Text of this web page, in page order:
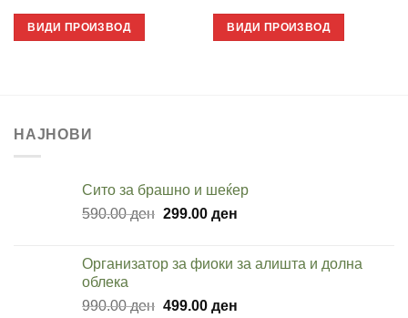
ВИДИ ПРОИЗВОД ВИДИ ПРОИЗВОД
НАЈНОВИ
Cито за брашно и шеќер
590.00ден Original
590.00 ден.
299.00 денCurrent
299.00 ден.
Организатор за фиоки за алишта и долна
облека
990.00ден Original
499.00 денCurrent